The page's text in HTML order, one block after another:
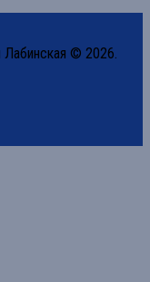
Лабинская © 2026.